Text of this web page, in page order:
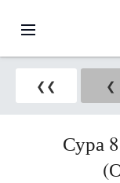
❮❮ ❮
Сура